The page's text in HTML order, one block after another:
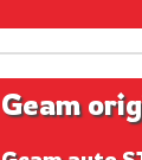
Geam